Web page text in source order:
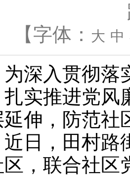
【字体： 大 中
入贯彻落
实推进党风
延伸，防范社
近日，田村路
，联合社区